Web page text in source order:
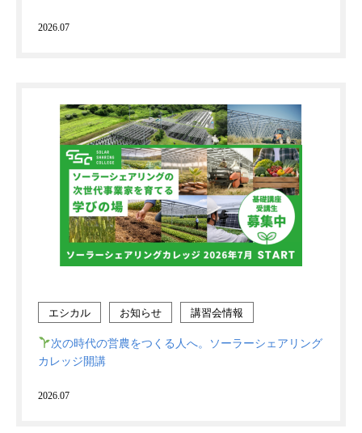
2026.07
エシカル お知らせ 講習会情報
次の時代の営農をつくる人へ。ソーラーシェアリング
カレッジ開講
2026.07